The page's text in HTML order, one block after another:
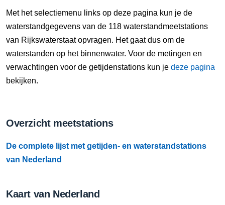
6 Aug, 21:00 uur
Verschil t.o.v. NAP: 640 cm
6 Aug, 21:20 uur
6 Aug, 21:30 uur
6 Aug, 21:40 uur
6 Aug, 21:50 uur
Met het selectiemenu links op deze pagina kun je de
waterstandgegevens van de 118 waterstandmeetstations
van Rijkswaterstaat opvragen. Het gaat dus om de
waterstanden op het binnenwater. Voor de metingen en
verwachtingen voor de getijdenstations kun je deze pagina
bekijken.
Overzicht meetstations
De complete lijst met getijden- en waterstandstations
van Nederland
Kaart van Nederland